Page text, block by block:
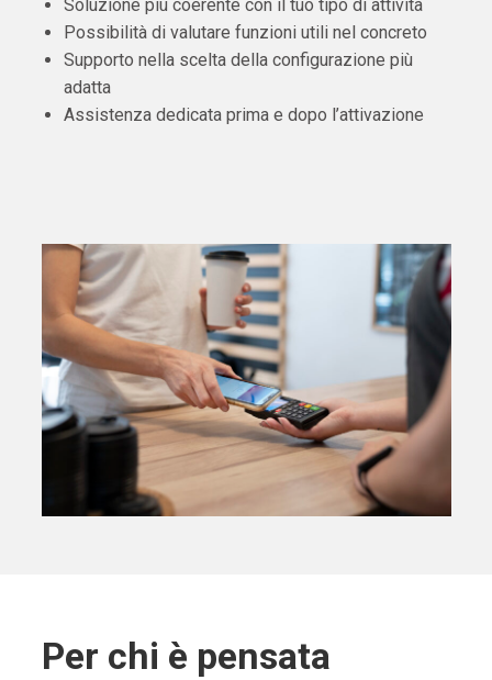
Soluzione più coerente con il tuo tipo di attività
Possibilità di valutare funzioni utili nel concreto
Supporto nella scelta della configurazione più
adatta
Assistenza dedicata prima e dopo l’attivazione
Per chi è pensata